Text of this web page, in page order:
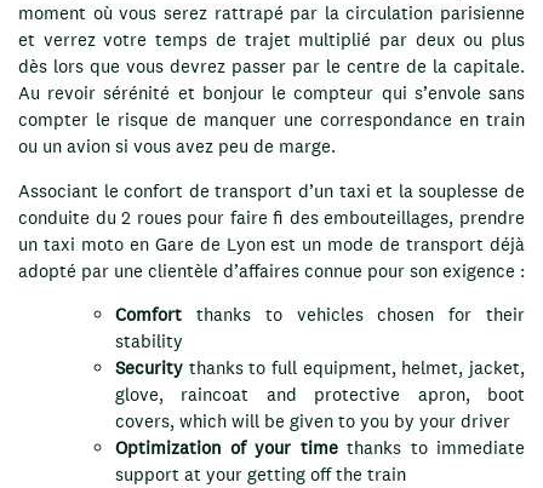
moment où vous serez rattrapé par la circulation parisienne
et verrez votre temps de trajet multiplié par deux ou plus
dès lors que vous devrez passer par le centre de la capitale.
Au revoir sérénité et bonjour le compteur qui s’envole sans
compter le risque de manquer une correspondance en train
ou un avion si vous avez peu de marge.
Associant le confort de transport d’un taxi et la souplesse de
conduite du 2 roues pour faire fi des embouteillages, prendre
un taxi moto en Gare de Lyon est un mode de transport déjà
adopté par une clientèle d’affaires connue pour son exigence :
Comfort thanks to vehicles chosen for their
stability
Security thanks to full equipment, helmet, jacket,
glove, raincoat and protective apron, boot
covers, which will be given to you by your driver
Optimization of your time thanks to immediate
support at your getting off the train